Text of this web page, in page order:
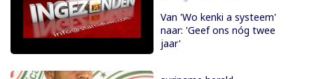
Van 'Wo kenki a systeem'
naar: 'Geef ons nóg twee
jaar'